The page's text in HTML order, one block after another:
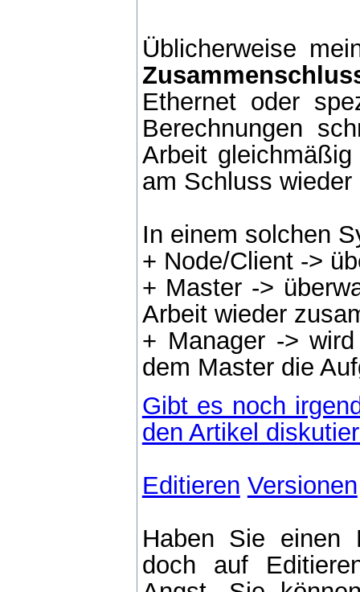
Üblicherweise
Ethernet oder
Berechnungen
Arbeit
am Schluss
In einem solchen
+ Node/Client ->
+ Master ->
Arbeit wieder
+ Manager ->
dem Master die
Gibt es noch
den Artikel
Editieren Versionen
Haben Sie einen
doch auf